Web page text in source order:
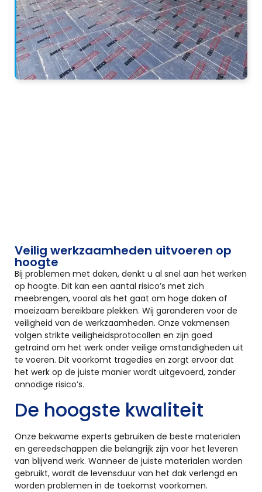
Veilig werkzaamheden uitvoeren op
hoogte
Bij problemen met daken, denkt u al snel aan het werken
op hoogte. Dit kan een aantal risico’s met zich
meebrengen, vooral als het gaat om hoge daken of
moeizaam bereikbare plekken. Wij garanderen voor de
veiligheid van de werkzaamheden. Onze vakmensen
volgen strikte veiligheidsprotocollen en zijn goed
getraind om het werk onder veilige omstandigheden uit
te voeren. Dit voorkomt tragedies en zorgt ervoor dat
het werk op de juiste manier wordt uitgevoerd, zonder
onnodige risico’s.
De hoogste kwaliteit
Onze bekwame experts gebruiken de beste materialen
en gereedschappen die belangrijk zijn voor het leveren
van blijvend werk. Wanneer de juiste materialen worden
gebruikt, wordt de levensduur van het dak verlengd en
worden problemen in de toekomst voorkomen.